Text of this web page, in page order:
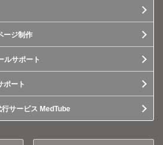
ージ制作
ルサポート
ポート
サービス MedTube